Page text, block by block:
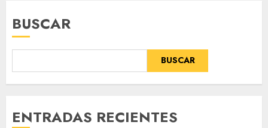
BUSCAR
BUSCAR
ENTRADAS RECIENTES